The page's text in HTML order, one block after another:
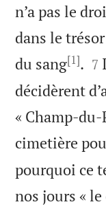
n’a pas le
dans le
du sang[1]. 

7
décidèrent
« Champ-du-
cimetière
pourquoi ce
nos jours «